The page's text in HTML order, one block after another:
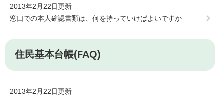
2013年2月22日更新
窓口での本人確認書類は、何を持っていけばよいですか
住民基本台帳(FAQ)
2013年2月22日更新